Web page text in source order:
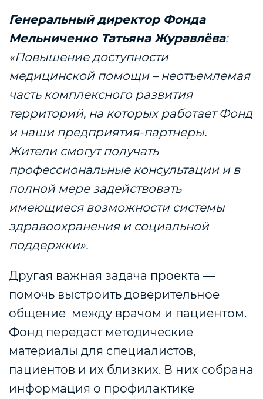
Генеральный директор Фонда
Мельниченко Татьяна Журавлёва:
«Повышение доступности
медицинской помощи – неотъемлемая
часть комплексного развития
территорий, на которых работает Фонд
и наши предприятия-партнеры.
Жители смогут получать
профессиональные консультации и в
полной мере задействовать
имеющиеся возможности системы
здравоохранения и социальной
поддержки».
Другая важная задача проекта —
помочь выстроить доверительное
общение между врачом и пациентом.
Фонд передаст методические
материалы для специалистов,
пациентов и их близких. В них собрана
информация о профилактике